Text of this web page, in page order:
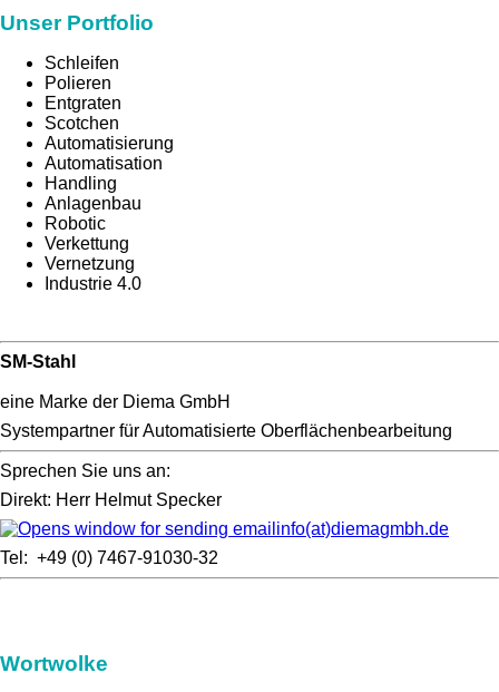
Unser Portfolio
Schleifen
Polieren
Entgraten
Scotchen
Automatisierung
Automatisation
Handling
Anlagenbau
Robotic
Verkettung
Vernetzung
Industrie 4.0
SM-Stahl
eine Marke der Diema GmbH
Systempartner für Automatisierte Oberflächenbearbeitung
Sprechen Sie uns an:
Direkt: Herr Helmut Specker
info(at)diemagmbh.de
Tel: +49 (0) 7467-91030-32
Wortwolke